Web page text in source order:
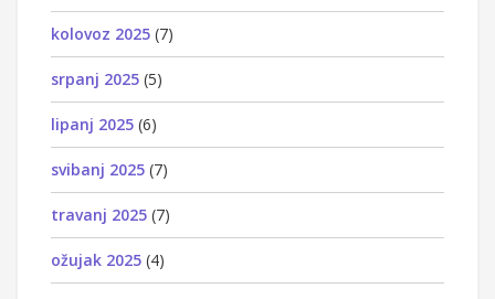
kolovoz 2025 (7)
srpanj 2025 (5)
lipanj 2025 (6)
svibanj 2025 (7)
travanj 2025 (7)
ožujak 2025 (4)